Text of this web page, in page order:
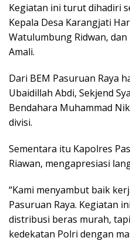
Kegiatan ini turut dihadiri
Kepala Desa Karangjati
Watulumbung Ridwan,
Amali.
Dari BEM Pasuruan Raya
Ubaidillah Abdi, Sekjend
Bendahara Muhammad
divisi.
Sementara itu Kapolres
Riawan, mengapresiasi
“Kami menyambut baik
Pasuruan Raya. Kegiatan
distribusi beras murah,
kedekatan Polri dengan